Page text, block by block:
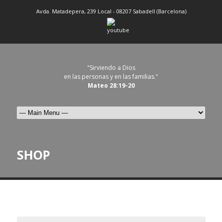
Avda. Matadepera, 239 Local - 08207 Sabadell (Barcelona)
"Sirviendo a Dios
en las personas y en las familias."
Mateo 28:19-20
SHOP